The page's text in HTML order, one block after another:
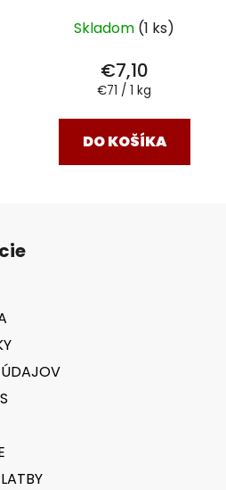
Skladom (1 ks)
€7,10
Jednotková
€71 / 1 kg
DO KOŠÍKA